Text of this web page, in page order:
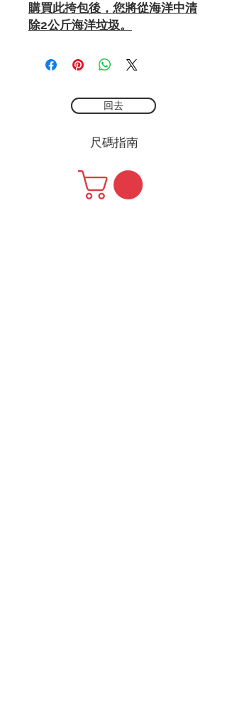
購買此挎包後，您將從海洋中清
除2公斤海洋垃圾。
回去
尺碼指南